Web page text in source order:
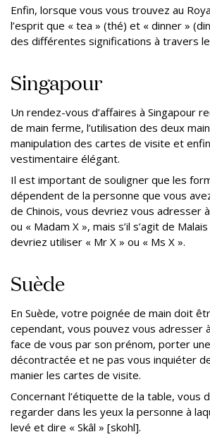
Enfin, lorsque vous vous trouvez au
l’esprit que « tea » (thé) et « dinner »
des différentes significations à travers
Singapour
Un rendez-vous d’affaires à Singapour
de main ferme, l’utilisation des deux
manipulation des cartes de visite et
vestimentaire élégant.
Il est important de souligner que les
dépendent de la personne que vous avez
de Chinois, vous devriez vous adresser
ou « Madam X », mais s’il s’agit de
devriez utiliser « Mr X » ou « Ms X ».
Suède
En Suède, votre poignée de main doit
cependant, vous pouvez vous adresser
face de vous par son prénom, porter
décontractée et ne pas vous inquiéter
manier les cartes de visite.
Concernant l’étiquette de la table, vous
regarder dans les yeux la personne à
levé et dire « Skâl » [skohl].